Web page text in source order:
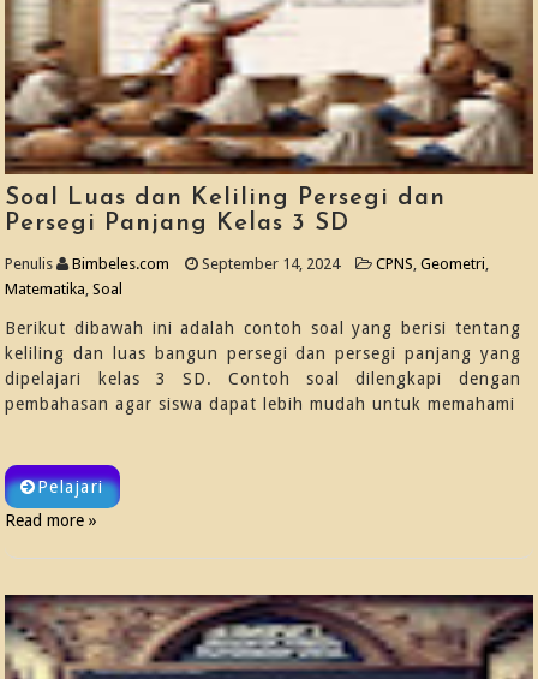
Soal Luas dan Keliling Persegi dan
Persegi Panjang Kelas 3 SD
Penulis Bimbeles.com September 14, 2024 CPNS,Geometri,
Matematika,Soal
Berikut dibawah ini adalah contoh soal yang berisi tentang
keliling dan luas bangun persegi dan persegi panjang yang
dipelajari kelas 3 SD. Contoh soal dilengkapi dengan
pembahasan agar siswa dapat lebih mudah untuk memahami
Pelajari
Read more »